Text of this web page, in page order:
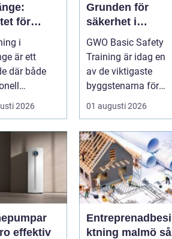
för
och
i
är ett
där både
2026
Grunden för
säkerhet i
vindkraftsbrans
chen
GWO Basic Safety
Training är idag en
av de viktigaste
byggstenarna för
alla som vill arbet...
01 augusti 2026
Entreprenadbesi
ktning malmö så